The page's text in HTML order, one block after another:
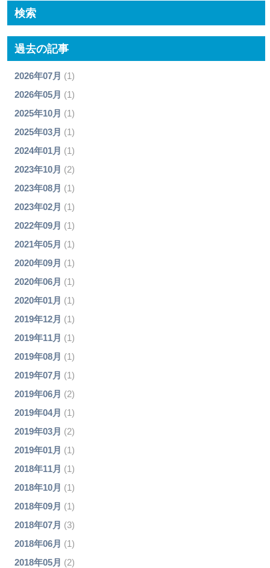
検索
過去の記事
2026年07月 (1)
2026年05月 (1)
2025年10月 (1)
2025年03月 (1)
2024年01月 (1)
2023年10月 (2)
2023年08月 (1)
2023年02月 (1)
2022年09月 (1)
2021年05月 (1)
2020年09月 (1)
2020年06月 (1)
2020年01月 (1)
2019年12月 (1)
2019年11月 (1)
2019年08月 (1)
2019年07月 (1)
2019年06月 (2)
2019年04月 (1)
2019年03月 (2)
2019年01月 (1)
2018年11月 (1)
2018年10月 (1)
2018年09月 (1)
2018年07月 (3)
2018年06月 (1)
2018年05月 (2)